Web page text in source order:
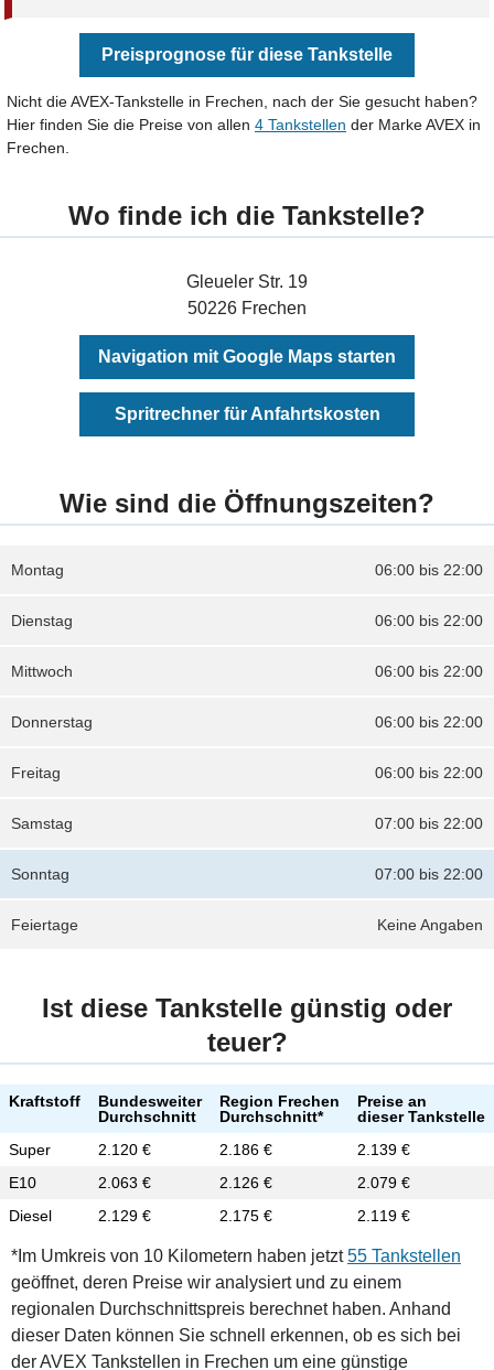
Preisprognose für diese Tankstelle
Nicht die AVEX-Tankstelle in Frechen, nach der Sie gesucht haben?
Hier finden Sie die Preise von allen 4 Tankstellen der Marke AVEX in
Frechen.
Wo finde ich die Tankstelle?
Gleueler Str. 19
50226 Frechen
Navigation mit Google Maps starten
Spritrechner für Anfahrtskosten
Wie sind die Öffnungszeiten?
06:00 bis 22:00
Montag
06:00 bis 22:00
Dienstag
06:00 bis 22:00
Mittwoch
06:00 bis 22:00
Donnerstag
06:00 bis 22:00
Freitag
07:00 bis 22:00
Samstag
07:00 bis 22:00
Sonntag
Keine Angaben
Feiertage
Ist diese Tankstelle günstig oder
teuer?
Kraftstoff
Bundesweiter
Durchschnitt
Region Frechen
Durchschnitt*
Preise an
dieser Tankstelle
Super
2.120 € 2.186 €
2.139 €
E10
2.063 € 2.126 €
2.079 €
Diesel
2.129 € 2.175 € 2.119 €
*Im Umkreis von 10 Kilometern haben jetzt55 Tankstellen
geöffnet, deren Preise wir analysiert und zu einem
regionalen Durchschnittspreis berechnet haben. Anhand
dieser Daten können Sie schnell erkennen, ob es sich bei
der AVEX Tankstellen in Frechen um eine günstige